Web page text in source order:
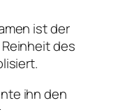
ist der
des
ihn den